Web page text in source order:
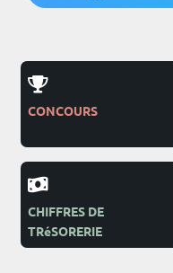
CONCOURS
CHIFFRES DE
TRéSORERIE